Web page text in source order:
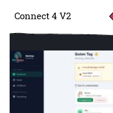
Connect 4 V2